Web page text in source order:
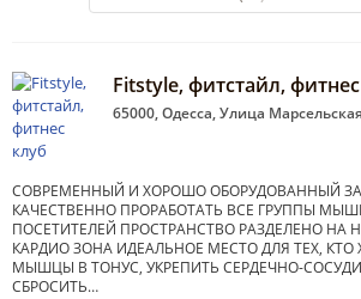
Fitstyle, фитстайл,
65000, Одесса, Улица
СОВРЕМЕННЫЙ И ХОРОШО ОБОРУДОВАННЫЙ
КАЧЕСТВЕННО ПРОРАБОТАТЬ ВСЕ ГРУППЫ
ПОСЕТИТЕЛЕЙ ПРОСТРАНСТВО РАЗДЕЛЕНО НА
КАРДИО ЗОНА ИДЕАЛЬНОЕ МЕСТО ДЛЯ ТЕХ, КТО
МЫШЦЫ В ТОНУС, УКРЕПИТЬ СЕРДЕЧНО-
СБРОСИТЬ…